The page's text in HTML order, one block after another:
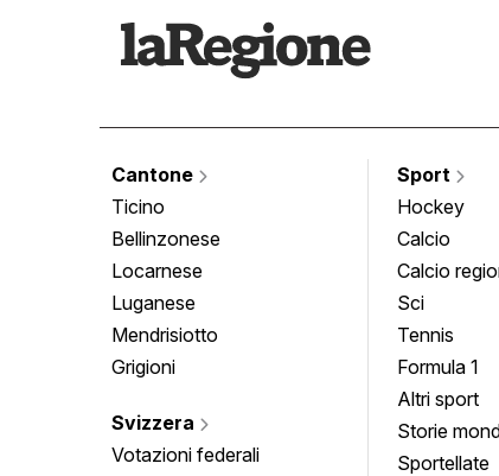
Cantone
Ticino
Bellinzonese
Locarnese
Luganese
Mendrisiotto
Grigioni
Svizzera
Votazioni federali
Sport
Hockey
Calcio
Calcio
Sci
Tennis
Formula 1
Altri sport
Storie
Sportellate